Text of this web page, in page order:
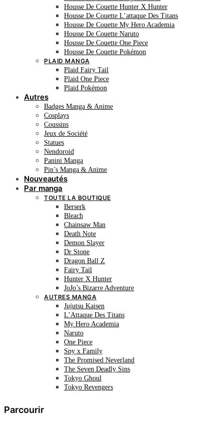
Housse De Couette Hunter X Hunter
Housse De Couette L’attaque Des Titans
Housse De Couette My Hero Academia
Housse De Couette Naruto
Housse De Couette One Piece
Housse De Couette Pokémon
PLAID MANGA
Plaid Fairy Tail
Plaid One Piece
Plaid Pokémon
Autres
Badges Manga & Anime
Cosplays
Coussins
Jeux de Société
Statues
Nendoroid
Panini Manga
Pin’s Manga & Anime
Nouveautés
Par manga
TOUTE LA BOUTIQUE
Berserk
Bleach
Chainsaw Man
Death Note
Demon Slayer
Dr Stone
Dragon Ball Z
Fairy Tail
Hunter X Hunter
JoJo’s Bizarre Adventure
AUTRES MANGA
Jujutsu Kaisen
L’Attaque Des Titans
My Hero Academia
Naruto
One Piece
Spy x Family
The Promised Neverland
The Seven Deadly Sins
Tokyo Ghoul
Tokyo Revengers
Parcourir